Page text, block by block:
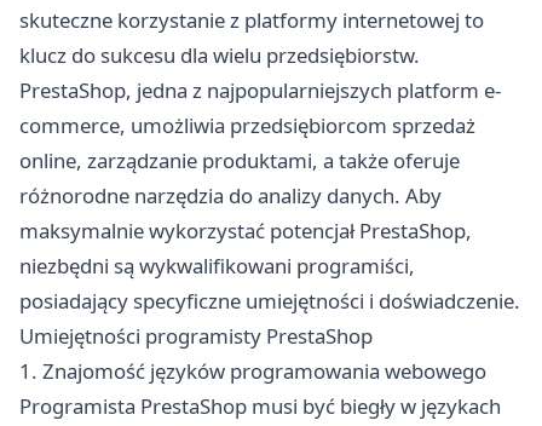
skuteczne korzystanie z platformy internetowej to
klucz do sukcesu dla wielu przedsiębiorstw.
PrestaShop, jedna z najpopularniejszych platform e-
commerce, umożliwia przedsiębiorcom sprzedaż
online, zarządzanie produktami, a także oferuje
różnorodne narzędzia do analizy danych. Aby
maksymalnie wykorzystać potencjał PrestaShop,
niezbędni są wykwalifikowani programiści,
posiadający specyficzne umiejętności i doświadczenie.
Umiejętności programisty PrestaShop
1. Znajomość języków programowania webowego
Programista PrestaShop musi być biegły w językach